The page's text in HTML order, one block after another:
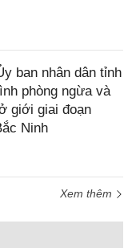
ban nhân dân tỉnh
phòng ngừa và
giới giai đoạn
Ninh
Xem thêm